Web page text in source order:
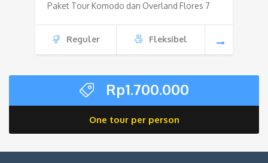
Paket Tour Komodo dan Overland Flores 7
Reguler Fleksibel
Rp1.700.000
One tour per person